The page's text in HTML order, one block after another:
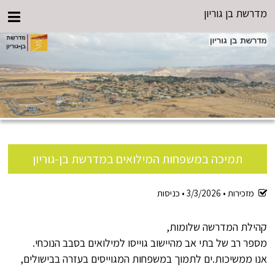
מדרשת בן גוריון
תמיכה במשפחות המילואים במדרשת בן-גוריון
מזכירות • 3/3/2026
• כניסות
קהילת המדרשה שלומות,
מספר רב של בתי אב מהיישוב גוייסו למילואים בסבב הנוכחי.
אנו ממשיכות.ים לתמוך במשפחות המגוייסים בעזרה בבישולים,